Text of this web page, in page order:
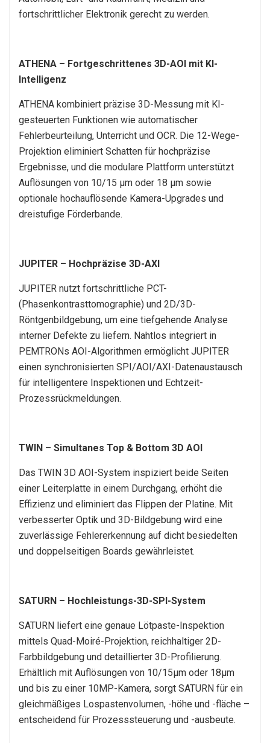
fortschrittlicher Elektronik gerecht zu werden.
ATHENA – Fortgeschrittenes 3D-AOI mit KI-
Intelligenz
ATHENA kombiniert präzise 3D-Messung mit KI-
gesteuerten Funktionen wie automatischer
Fehlerbeurteilung, Unterricht und OCR. Die 12-Wege-
Projektion eliminiert Schatten für hochpräzise
Ergebnisse, und die modulare Plattform unterstützt
Auflösungen von 10/15 μm oder 18 μm sowie
optionale hochauflösende Kamera-Upgrades und
dreistufige Förderbande.
JUPITER – Hochpräzise 3D-AXI
JUPITER nutzt fortschrittliche PCT-
(Phasenkontrasttomographie) und 2D/3D-
Röntgenbildgebung, um eine tiefgehende Analyse
interner Defekte zu liefern. Nahtlos integriert in
PEMTRONs AOI-Algorithmen ermöglicht JUPITER
einen synchronisierten SPI/AOI/AXI-Datenaustausch
für intelligentere Inspektionen und Echtzeit-
Prozessrückmeldungen.
TWIN – Simultanes Top & Bottom 3D AOI
Das TWIN 3D AOI-System inspiziert beide Seiten
einer Leiterplatte in einem Durchgang, erhöht die
Effizienz und eliminiert das Flippen der Platine. Mit
verbesserter Optik und 3D-Bildgebung wird eine
zuverlässige Fehlererkennung auf dicht besiedelten
und doppelseitigen Boards gewährleistet.
SATURN – Hochleistungs-3D-SPI-System
SATURN liefert eine genaue Lötpaste-Inspektion
mittels Quad-Moiré-Projektion, reichhaltiger 2D-
Farbbildgebung und detaillierter 3D-Profilierung.
Erhältlich mit Auflösungen von 10/15μm oder 18μm
und bis zu einer 10MP-Kamera, sorgt SATURN für ein
gleichmäßiges Lospastenvolumen, -höhe und -fläche –
entscheidend für Prozesssteuerung und -ausbeute.